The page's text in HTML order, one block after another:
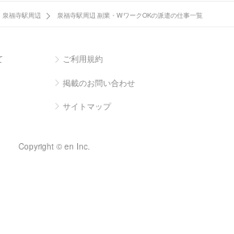
泉福寺駅周辺 泉福寺駅周辺 副業・WワークOKの派遣の仕事一覧
ご利用規約
掲載のお問い合わせ
サイトマップ
Copyright © en Inc.